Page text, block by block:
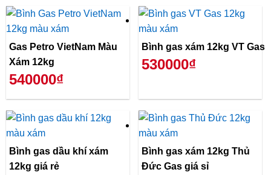
Gas Petro VietNam Màu
Xám 12kg
540000₫
Bình gas xám 12kg VT Gas
530000₫
Bình gas dầu khí xám
12kg giá rẻ
Bình gas xám 12kg Thủ
Đức Gas giá sỉ